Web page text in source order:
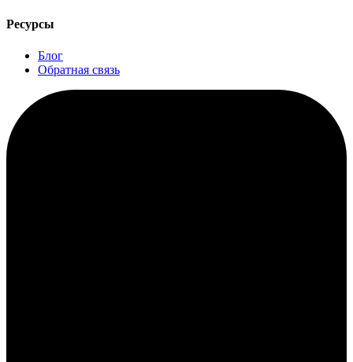
Ресурсы
Блог
Обратная связь